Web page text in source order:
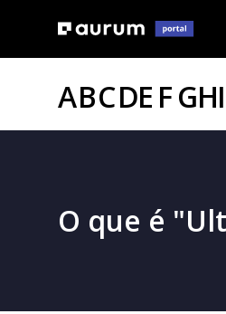
ABCDE FGHI
O que é